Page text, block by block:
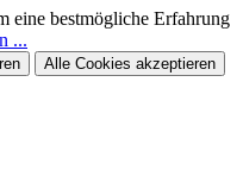
eine bestmögliche Erfahrung
...
Alle Cookies akzeptieren